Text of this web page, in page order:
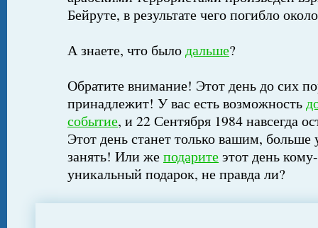
Бейруте, в результате чего погибло
А знаете, что былодальше?
Обратите внимание! Этот день до сих
принадлежит! У вас есть возможность
событие, и 22 Сентября 1984 навсегда
Этот день станет только вашим,
занять! Или жеподаритеэтот день
уникальный подарок, не правда ли?